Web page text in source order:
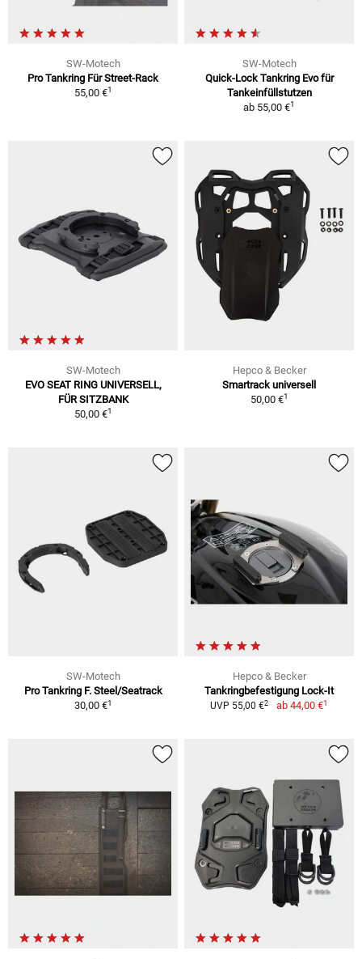
SW-Motech
Pro Tankring Für Street-Rack
55,00 €1
SW-Motech
Quick-Lock Tankring Evo für
Tankeinfüllstutzen
ab 55,00 €1
SW-Motech
EVO SEAT RING UNIVERSELL,
FÜR SITZBANK
50,00 €1
Hepco & Becker
Smartrack universell
50,00 €1
SW-Motech
Pro Tankring F. Steel/Seatrack
30,00 €1
Hepco & Becker
Tankringbefestigung Lock-It
UVP 55,00 €2 ab 44,00 €1